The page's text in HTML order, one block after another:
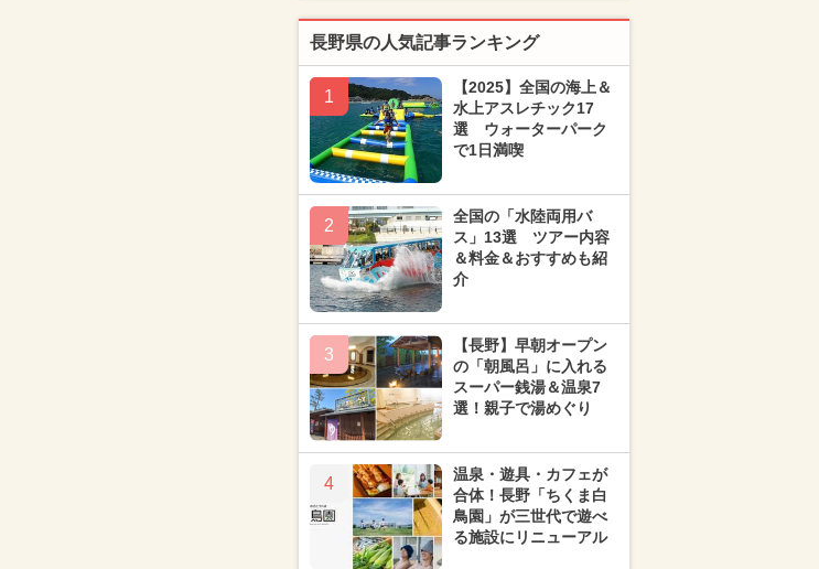
長野県の人気記事ランキング
1
【2025】全国の海上＆
水上アスレチック17
選 ウォーターパーク
で1日満喫
2
全国の「水陸両用バ
ス」13選 ツアー内容
＆料金＆おすすめも紹
介
3
【長野】早朝オープン
の「朝風呂」に入れる
スーパー銭湯＆温泉7
選！親子で湯めぐり
4
温泉・遊具・カフェが
合体！長野「ちくま白
鳥園」が三世代で遊べ
る施設にリニューアル